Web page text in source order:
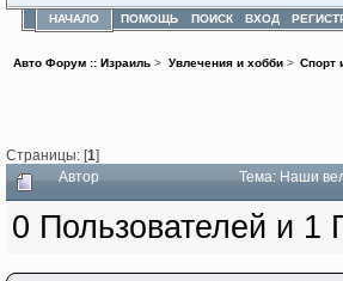
НАЧАЛО ПОМОЩЬ ПОИСК ВХОД
Авто Форум :: Израиль > Увлечения и хобби> Спорт
Страницы: [1]
Автор Тема: Наши
0 Пользователей и 1